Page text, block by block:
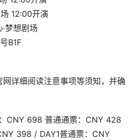
12:00开演
梦想剧场
B1F
详细阅读注意事项等须知，并确
CNY 698 普通通票：CNY 428
398 / DAY1普通票：CNY